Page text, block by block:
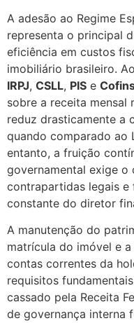
A adesão ao Regime
representa o principal
eficiência em custos
imobiliário brasileiro.
IRPJ, CSLL, PIS e
sobre a receita mensal
reduz drasticamente a
quando comparado ao
entanto, a fruição
governamental exige
contrapartidas legais e
constante do diretor
A manutenção do
matrícula do imóvel e
contas correntes da
requisitos
cassado pela Receita
de governança interna